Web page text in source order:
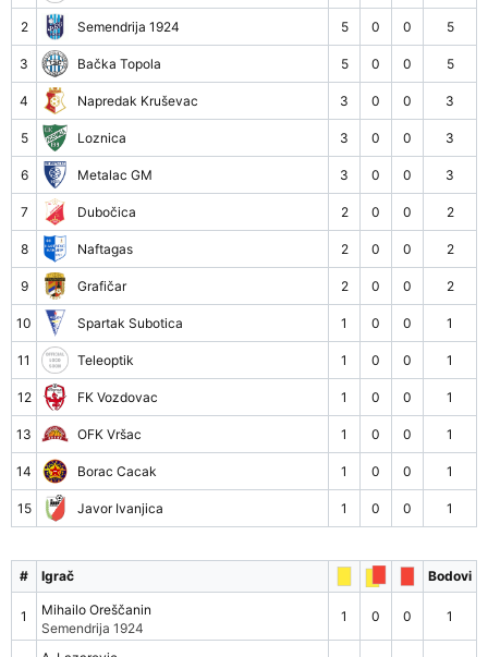
2 Semendrija 1924 5 0 0 5
3 Bačka Topola 5 0 0 5
4 Napredak Kruševac 3 0 0 3
5 Loznica 3 0 0 3
6 Metalac GM 3 0 0 3
7 Dubočica 2 0 0 2
8 Naftagas 2 0 0 2
9 Grafičar 2 0 0 2
10 Spartak Subotica 1 0 0 1
11 Teleoptik 1 0 0 1
12 FK Vozdovac 1 0 0 1
13 OFK Vršac 1 0 0 1
14 Borac Cacak 1 0 0 1
15 Javor Ivanjica 1 0 0 1
# Igrač Bodovi
1
Mihailo Oreščanin
Semendrija 1924
1 0 0 1